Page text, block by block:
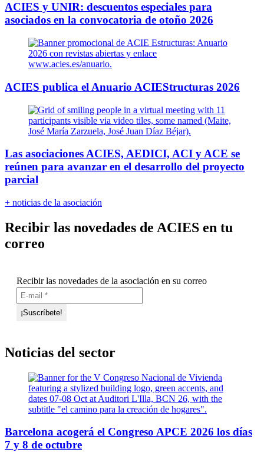
ACIES y UNIR: descuentos especiales para
asociados en la convocatoria de otoño 2026
ACIES publica el Anuario ACIEStructuras 2026
Las asociaciones ACIES, AEDICI, ACI y ACE se
reúnen para avanzar en el desarrollo del proyecto
parcial
+ noticias de la asociación
Recibir las novedades de ACIES en tu
correo
Recibir las novedades de la asociación en su correo
Noticias del sector
Barcelona acogerá el Congreso APCE 2026 los días
7 y 8 de octubre